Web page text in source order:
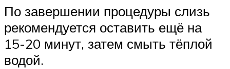
По завершении процедуры слизь
рекомендуется оставить ещё на
15-20 минут, затем смыть тёплой
водой.